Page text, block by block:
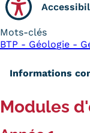
Mots-clés
BTP - Géologie -
Informations
Modules